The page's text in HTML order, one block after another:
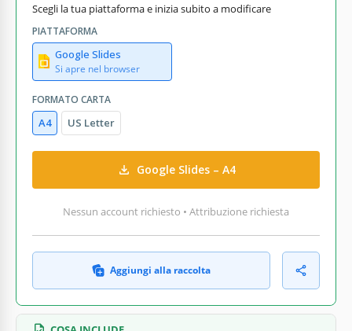
Scegli la tua piattaforma e inizia subito a modificare
PIATTAFORMA
Google Slides
Si apre nel browser
FORMATO CARTA
A4 US Letter
Google Slides – A4
Nessun account richiesto • Attribuzione richiesta
Aggiungi alla raccolta